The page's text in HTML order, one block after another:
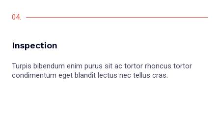
04.
Inspection
Turpis bibendum enim purus sit ac tortor rhoncus tortor
condimentum eget blandit lectus nec tellus cras.